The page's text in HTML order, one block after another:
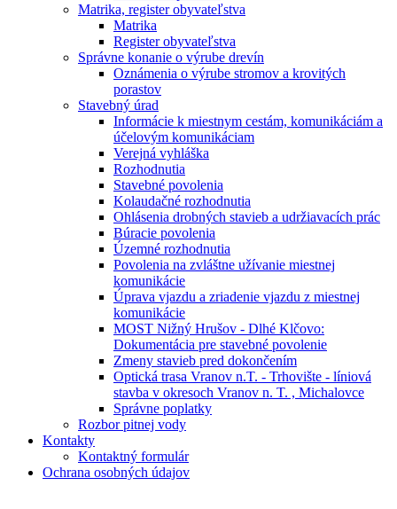
Matrika, register obyvateľstva
Matrika
Register obyvateľstva
Správne konanie o výrube drevín
Oznámenia o výrube stromov a krovitých
porastov
Stavebný úrad
Informácie k miestnym cestám, komunikáciám a
účelovým komunikáciam
Verejná vyhláška
Rozhodnutia
Stavebné povolenia
Kolaudačné rozhodnutia
Ohlásenia drobných stavieb a udržiavacích prác
Búracie povolenia
Územné rozhodnutia
Povolenia na zvláštne užívanie miestnej
komunikácie
Úprava vjazdu a zriadenie vjazdu z miestnej
komunikácie
MOST Nižný Hrušov - Dlhé Klčovo:
Dokumentácia pre stavebné povolenie
Zmeny stavieb pred dokončením
Optická trasa Vranov n.T. - Trhovište - líniová
stavba v okresoch Vranov n. T. , Michalovce
Správne poplatky
Rozbor pitnej vody
Kontakty
Kontaktný formulár
Ochrana osobných údajov